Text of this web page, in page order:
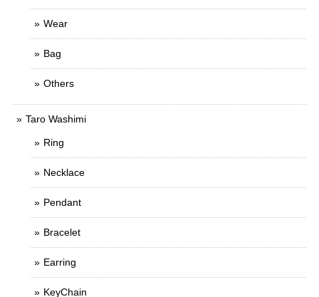
Wear
Bag
Others
Taro Washimi
Ring
Necklace
Pendant
Bracelet
Earring
KeyChain